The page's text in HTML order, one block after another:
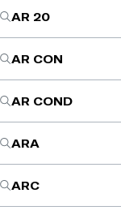
AR 20
AR CON
AR COND
ARA
ARC